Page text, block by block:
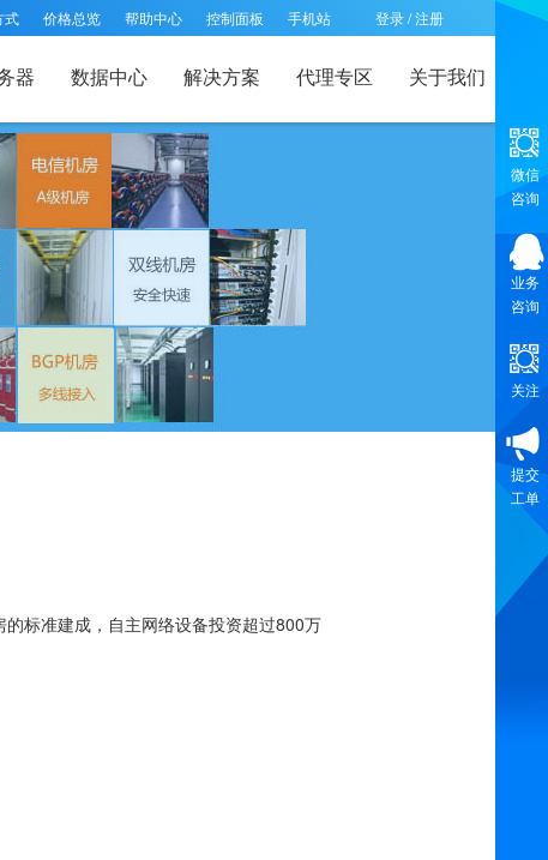
式 价格总览 帮助中心 控制面板 手机站 登录/注册
器 数据中心 解决方案 代理专区 关于我们
微信
咨询
业务
咨询
关注
提交
工单
标准建成，自主网络设备投资超过800万